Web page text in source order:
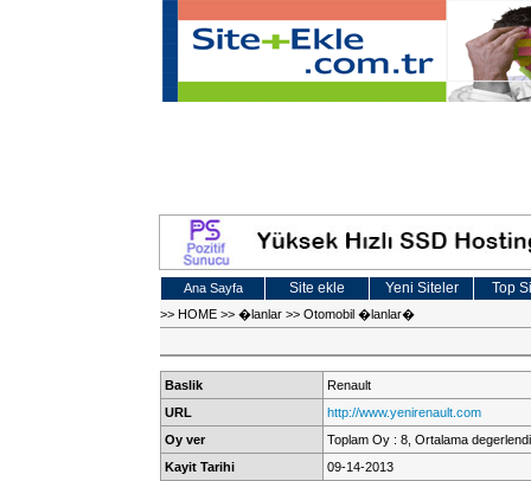
Ana Sayfa Site ekle Yeni Siteler Top
>> HOME >> �lanlar >> Otomobil �lanlar�
Baslik
Renault
URL
http://www.yenirenault.com
Oy ver
Toplam Oy : 8, Ortalama
Kayit Tarihi
09-14-2013